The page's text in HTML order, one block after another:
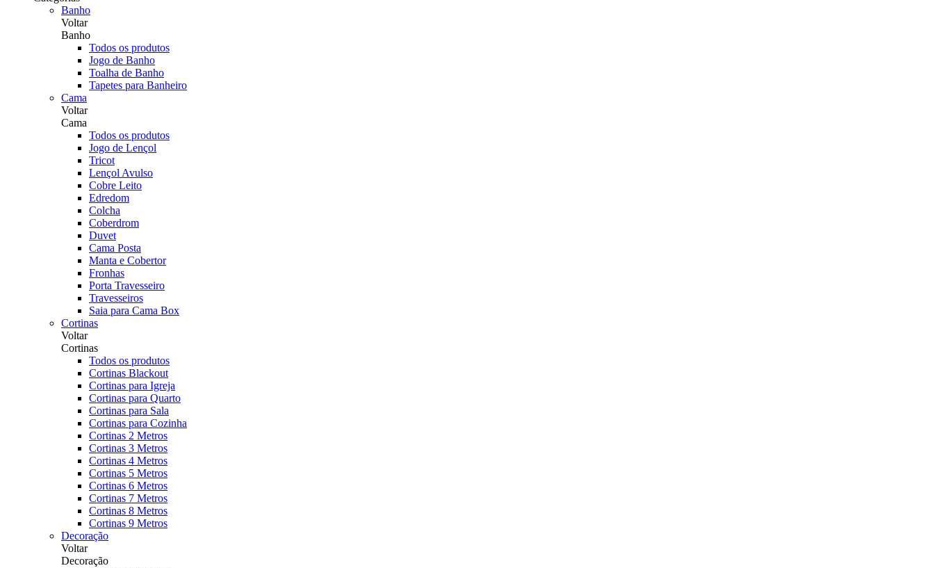
Banho
Voltar
Banho
Todos os produtos
Jogo de Banho
Toalha de Banho
Tapetes para Banheiro
Cama
Voltar
Cama
Todos os produtos
Jogo de Lençol
Tricot
Lençol Avulso
Cobre Leito
Edredom
Colcha
Coberdrom
Duvet
Cama Posta
Manta e Cobertor
Fronhas
Porta Travesseiro
Travesseiros
Saia para Cama Box
Cortinas
Voltar
Cortinas
Todos os produtos
Cortinas Blackout
Cortinas para Igreja
Cortinas para Quarto
Cortinas para Sala
Cortinas para Cozinha
Cortinas 2 Metros
Cortinas 3 Metros
Cortinas 4 Metros
Cortinas 5 Metros
Cortinas 6 Metros
Cortinas 7 Metros
Cortinas 8 Metros
Cortinas 9 Metros
Decoração
Voltar
Decoração